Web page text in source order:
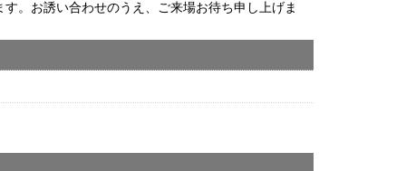
。お誘い合わせのうえ、ご来場お待ち申し上げま